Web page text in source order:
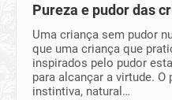
Pureza e pudor das
Uma criança sem pudor
que uma criança que
inspirados pelo pudor
para alcançar a virtude.
instintiva, natural…